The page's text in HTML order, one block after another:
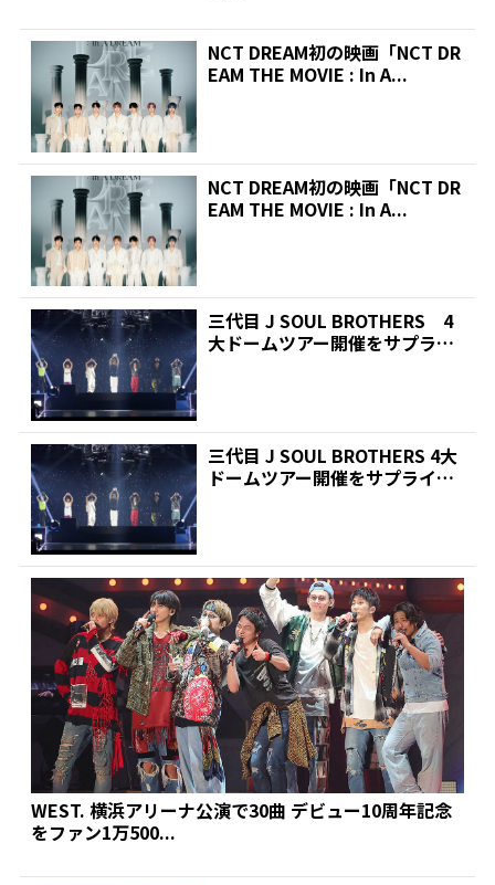
NCT DREAM初の映画「NCT DR
EAM THE MOVIE : In A...
NCT DREAM初の映画「NCT DR
EAM THE MOVIE : In A...
三代目 J SOUL BROTHERS 4
大ドームツアー開催をサプライ
三代目 J SOUL BROTHERS 4大
ドームツアー開催をサプライズ
WEST. 横浜アリーナ公演で30曲 デビュー10周年記念
をファン1万500...